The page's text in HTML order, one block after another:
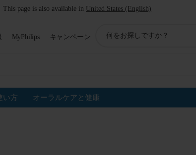
This page is also available in United States (English)
MyPhilips キャンペーン
ー
い方 オーラルケアと健康